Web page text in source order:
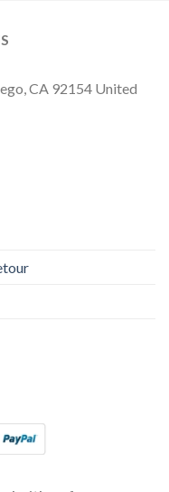
CA 92154 United